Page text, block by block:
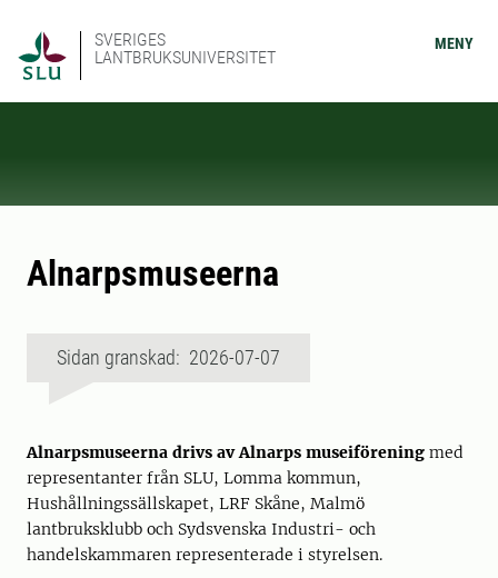
SVERIGES
LANTBRUKSUNIVERSITET
MENY
Alnarpsmuseerna
Sidan granskad: 2026-07-07
Alnarpsmuseerna drivs av Alnarps museiförening med
representanter från SLU, Lomma kommun,
Hushållningssällskapet, LRF Skåne, Malmö
lantbruksklubb och Sydsvenska Industri- och
handelskammaren representerade i styrelsen.